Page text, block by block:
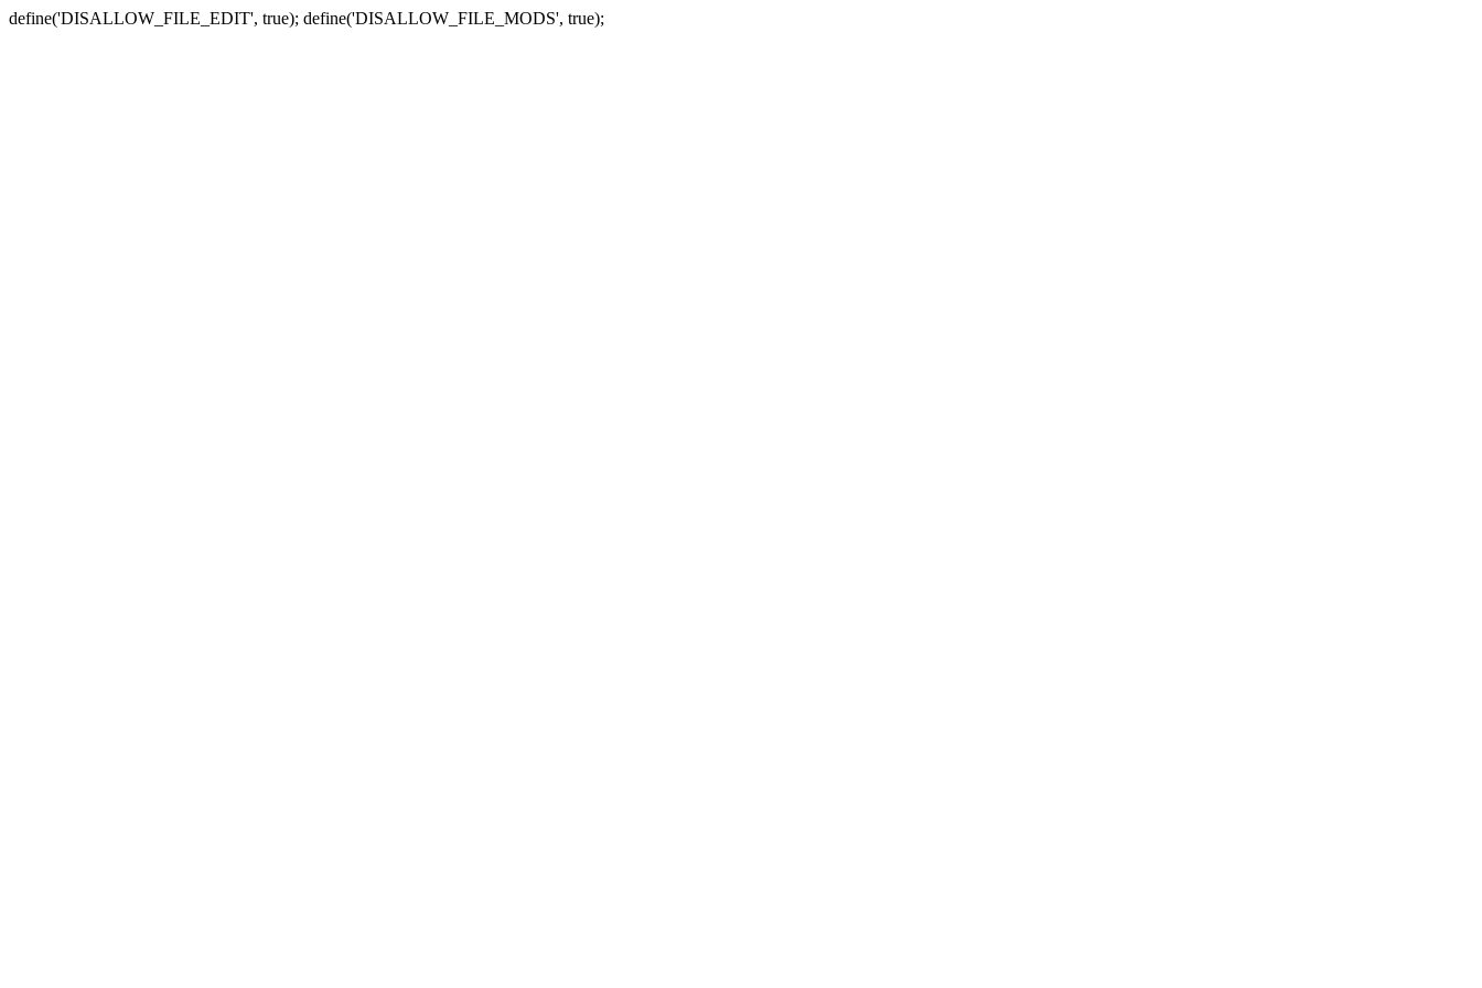
define('DISALLOW_FILE_EDIT', true); define('DISALLOW_FILE_MODS', true);